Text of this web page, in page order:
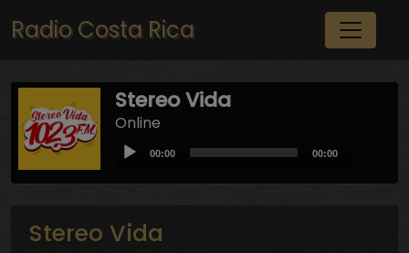
Pasar al contenido principal
Radio Costa Rica
Stereo Vida
Online
Audio
Player
Current
00:00
Total
00:00
Stereo Vida